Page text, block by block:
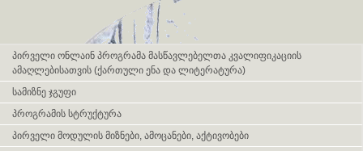
Skip navigation
პირველი ონლაინ პროგრამა მასწავლებელთა კვალიფიკაციის
ამაღლებისათვის (ქართული ენა და ლიტერატურა)
სამიზნე ჯგუფი
პროგრამის სტრუქტურა
პირველი მოდულის მიზნები, ამოცანები, აქტივობები